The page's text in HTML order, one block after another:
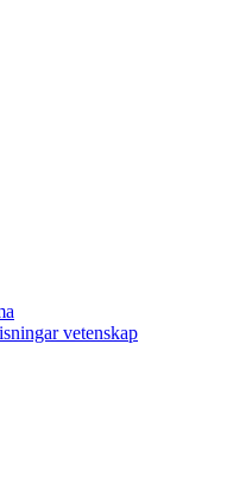
vetenskap